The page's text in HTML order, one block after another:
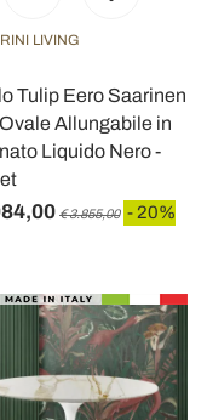
LIVING
Tulip Eero Saarinen
Allungabile in
Liquido Nero -
€ 3.855,00 - 20%